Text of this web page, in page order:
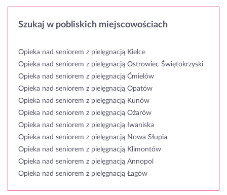
Szukaj w pobliskich miejscowościach
Opieka nad seniorem z pielęgnacją Kielce
Opieka nad seniorem z pielęgnacją Ostrowiec Świętokrzyski
Opieka nad seniorem z pielęgnacją Ćmielów
Opieka nad seniorem z pielęgnacją Opatów
Opieka nad seniorem z pielęgnacją Kunów
Opieka nad seniorem z pielęgnacją Ożarów
Opieka nad seniorem z pielęgnacją Iwaniska
Opieka nad seniorem z pielęgnacją Nowa Słupia
Opieka nad seniorem z pielęgnacją Klimontów
Opieka nad seniorem z pielęgnacją Annopol
Opieka nad seniorem z pielęgnacją Łagów